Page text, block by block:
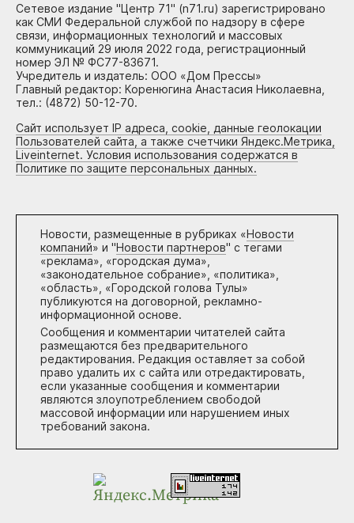
Сетевое издание "Центр 71" (n71.ru) зарегистрировано
как СМИ Федеральной службой по надзору в сфере
связи, информационных технологий и массовых
коммуникаций 29 июля 2022 года, регистрационный
номер ЭЛ № ФС77-83671.
Учредитель и издатель: ООО «Дом Прессы»
Главный редактор: Коренюгина Анастасия Николаевна,
тел.: (4872) 50-12-70.
Сайт использует IP адреса, cookie, данные геолокации
Пользователей сайта, а также счетчики Яндекс.Метрика,
Liveinternet. Условия использования содержатся в
Политике по защите персональных данных.
Новости, размещенные в рубриках «Новости
компаний» и "Новости партнеров" с тегами
«реклама», «городская дума»,
«законодательное собрание», «политика»,
«область», «Городской голова Тулы»
публикуются на договорной, рекламно-
информационной основе.
Сообщения и комментарии читателей сайта
размещаются без предварительного
редактирования. Редакция оставляет за собой
право удалить их с сайта или отредактировать,
если указанные сообщения и комментарии
являются злоупотреблением свободой
массовой информации или нарушением иных
требований закона.